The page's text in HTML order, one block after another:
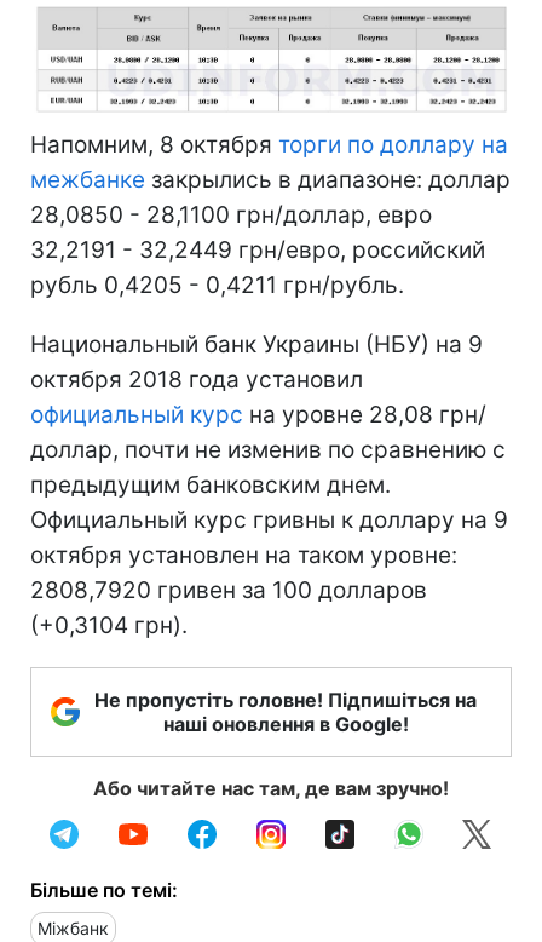
Напомним, 8 октября торги по доллару на
межбанке закрылись в диапазоне: доллар
28,0850 - 28,1100 грн/доллар, евро
32,2191 - 32,2449 грн/евро, российский
рубль 0,4205 - 0,4211 грн/рубль.
Национальный банк Украины (НБУ) на 9
октября 2018 года установил
официальный курс на уровне 28,08 грн/
доллар, почти не изменив по сравнению с
предыдущим банковским днем.
Официальный курс гривны к доллару на 9
октября установлен на таком уровне:
2808,7920 гривен за 100 долларов
(+0,3104 грн).
Не пропустіть головне! Підпишіться на
наші оновлення в Google!
Або читайте нас там, де вам зручно!
Більше по темі:
Міжбанк